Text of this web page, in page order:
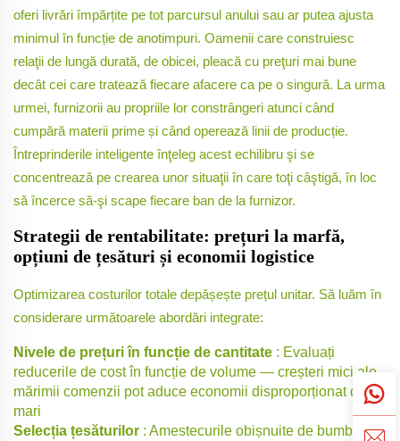
oferi livrări împărțite pe tot parcursul anului sau ar putea ajusta
minimul în funcție de anotimpuri. Oamenii care construiesc
relaţii de lungă durată, de obicei, pleacă cu preţuri mai bune
decât cei care tratează fiecare afacere ca pe o singură. La urma
urmei, furnizorii au propriile lor constrângeri atunci când
cumpără materii prime și când operează linii de producție.
Întreprinderile inteligente înţeleg acest echilibru şi se
concentrează pe crearea unor situaţii în care toţi câştigă, în loc
să încerce să-şi scape fiecare ban de la furnizor.
Strategii de rentabilitate: prețuri la marfă,
opțiuni de țesături și economii logistice
Optimizarea costurilor totale depășește prețul unitar. Să luăm în
considerare următoarele abordări integrate:
Nivele de prețuri în funcție de cantitate : Evaluați
reducerile de cost în funcție de volume — creșteri mici ale
mărimii comenzii pot aduce economii disproporționat de
mari
Selecția țesăturilor : Amestecurile obișnuite de bumbac